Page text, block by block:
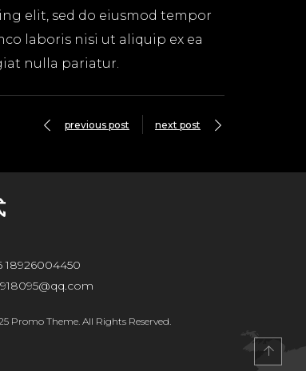
elit, sed do eiusmod tempor
laboris nisi ut aliquip ex ea
nulla pariatur.
previous post next post
18926004450
Promo Theme. All Rights Reserved.